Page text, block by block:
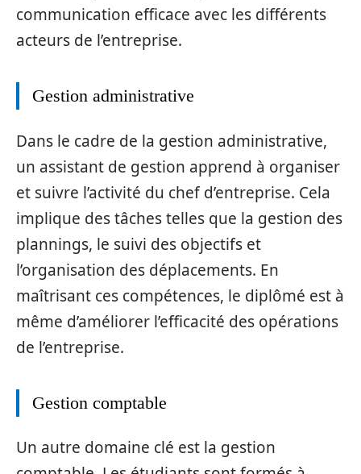
communication efficace avec les différents
acteurs de l’entreprise.
Gestion administrative
Dans le cadre de la gestion administrative,
un assistant de gestion apprend à organiser
et suivre l’activité du chef d’entreprise. Cela
implique des tâches telles que la gestion des
plannings, le suivi des objectifs et
l’organisation des déplacements. En
maîtrisant ces compétences, le diplômé est à
même d’améliorer l’efficacité des opérations
de l’entreprise.
Gestion comptable
Un autre domaine clé est la gestion